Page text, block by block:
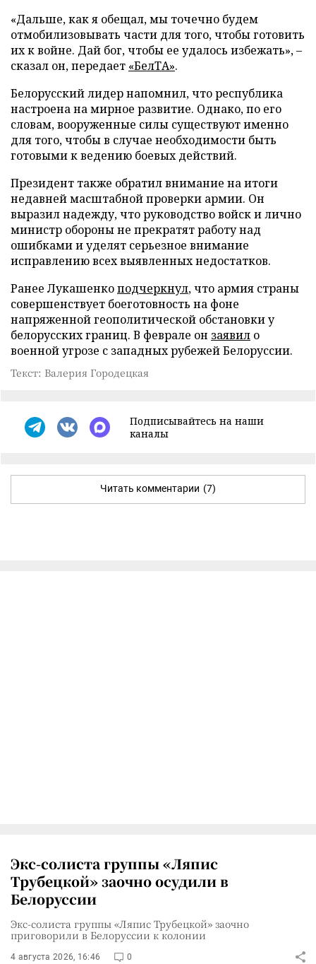
«Дальше, как я обещал, мы точечно будем
отмобилизовывать части для того, чтобы готовить
их к войне. Дай бог, чтобы ее удалось избежать», –
сказал он, передает «БелТА».
Белорусский лидер напомнил, что республика
настроена на мирное развитие. Однако, по его
словам, вооруженные силы существуют именно
для того, чтобы в случае необходимости быть
готовыми к ведению боевых действий.
Президент также обратил внимание на итоги
недавней масштабной проверки армии. Он
выразил надежду, что руководство войск и лично
министр обороны не прекратят работу над
ошибками и уделят серьезное внимание
исправлению всех выявленных недостатков.
Ранее Лукашенкоподчеркнул, что армия страны
совершенствует боеготовность на фоне
напряженной геополитической обстановки у
белорусских границ. В феврале он заявил о
военной угрозе с западных рубежей Белоруссии.
Текст: Валерия Городецкая
Подписывайтесь на наши
каналы
Читать комментарии (7)
Экс-солиста группы «Ляпис
Трубецкой» заочно осудили в
Белоруссии
Экс-солиста группы «Ляпис Трубецкой» заочно
приговорили в Белоруссии к колонии
4 августа 2026, 16:46 0